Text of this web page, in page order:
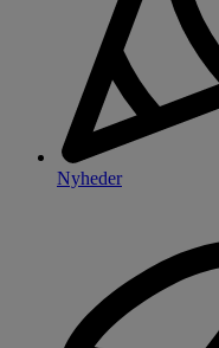
Nyheder